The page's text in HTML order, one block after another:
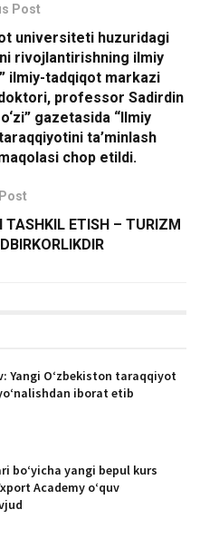
Post
universiteti huzuridagi
rivojlantirishning ilmiy
ilmiy-tadqiqot markazi
professor Sadirdin
gazetasida “Ilmiy
ta’minlash
chop etildi.
TASHKIL ETISH – TURIZM
Yangi O‘zbekiston taraqqiyot
iborat etib
bo‘yicha yangi bepul kurs
Academy o‘quv